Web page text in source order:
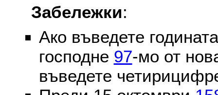
Забележки:
Ако въведете
господне 97-мо от
въведете